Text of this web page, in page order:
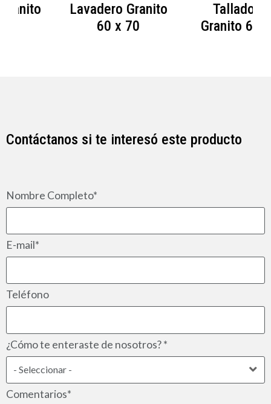
Lavadero Granito
Tallador de
Granito 60 x 70
Contáctanos si te interesó este producto
Nombre Completo*
E-mail*
Teléfono
¿Cómo te enteraste de nosotros? *
Comentarios*